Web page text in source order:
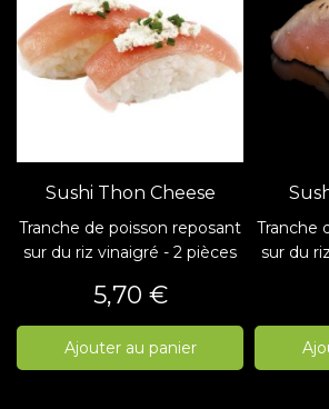
Sushi Thon Cheese
Tranche de poisson reposant
sur du riz vinaigré - 2 pièces
Prix
5,70 €
Ajouter au panier
Tranche
sur du